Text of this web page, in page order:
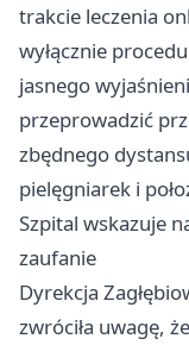
trakcie leczenia
wyłącznie
jasnego
przeprowadzić
zbędnego
pielęgniarek i
Szpital wskazuje
zaufanie
Dyrekcja
zwróciła uwagę,